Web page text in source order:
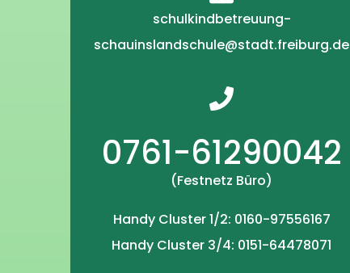
schulkindbetreuung-
schauinslandschule@stadt.freiburg.de
0761-61290042
(Festnetz Büro)
Handy Cluster 1/2: 0160-97556167
Handy Cluster 3/4: 0151-64478071